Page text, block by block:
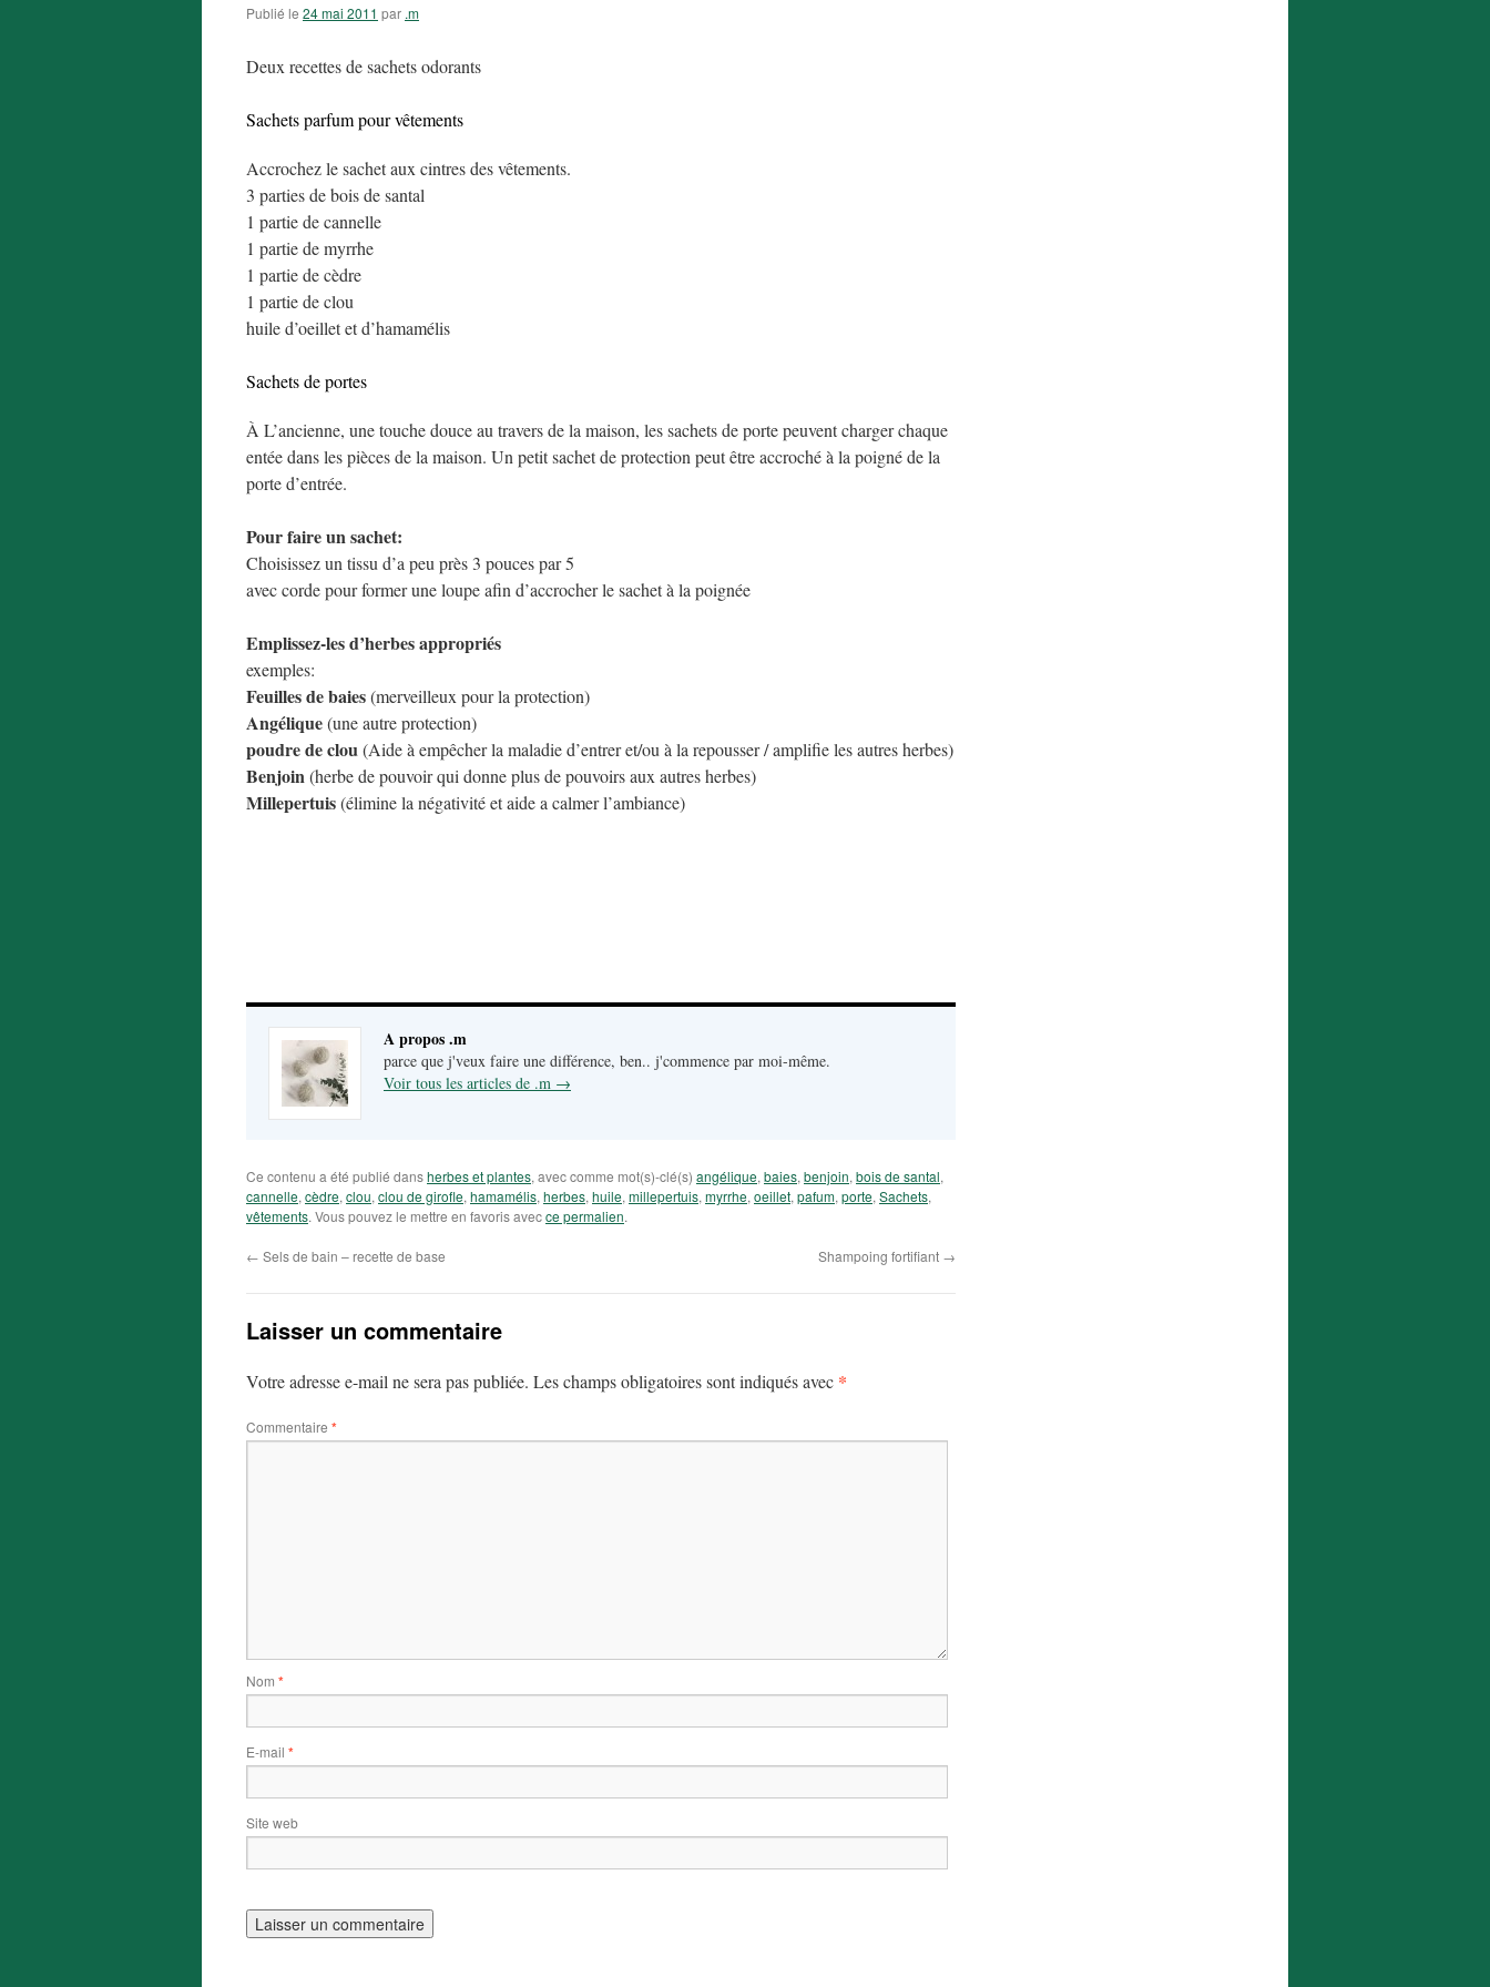
Publié le 24 mai 2011 par .m
Deux recettes de sachets odorants
Sachets parfum pour vêtements
Accrochez le sachet aux cintres des vêtements.
3 parties de bois de santal
1 partie de cannelle
1 partie de myrrhe
1 partie de cèdre
1 partie de clou
huile d’oeillet et d’hamamélis
Sachets de portes
À L’ancienne, une touche douce au travers de la maison, les sachets de porte peuvent charger chaque
entée dans les pièces de la maison. Un petit sachet de protection peut être accroché à la poigné de la
porte d’entrée.
Pour faire un sachet:
Choisissez un tissu d’a peu près 3 pouces par 5
avec corde pour former une loupe afin d’accrocher le sachet à la poignée
Emplissez-les d’herbes appropriés
exemples:
Feuilles de baies(merveilleux pour la protection)
Angélique(une autre protection)
poudre de clou(Aide à empêcher la maladie d’entrer et/ou à la repousser / amplifie les autres herbes)
Benjoin(herbe de pouvoir qui donne plus de pouvoirs aux autres herbes)
Millepertuis(élimine la négativité et aide a calmer l’ambiance)
A propos .m
parce que j'veux faire une différence, ben.. j'commence par moi-même.
Voir tous les articles de .m →
Ce contenu a été publié dansherbes et plantes, avec comme mot(s)-clé(s) angélique, baies, benjoin, bois de santal,
cannelle, cèdre, clou, clou de girofle, hamamélis, herbes, huile, millepertuis, myrrhe, oeillet, pafum, porte, Sachets,
vêtements. Vous pouvez le mettre en favoris avecce permalien.
← Sels de bain – recette de base Shampoing fortifiant →
Laisser un commentaire
Votre adresse e-mail ne sera pas publiée. Les champs obligatoires sont indiqués avec *
Commentaire *
Nom *
E-mail *
Site web